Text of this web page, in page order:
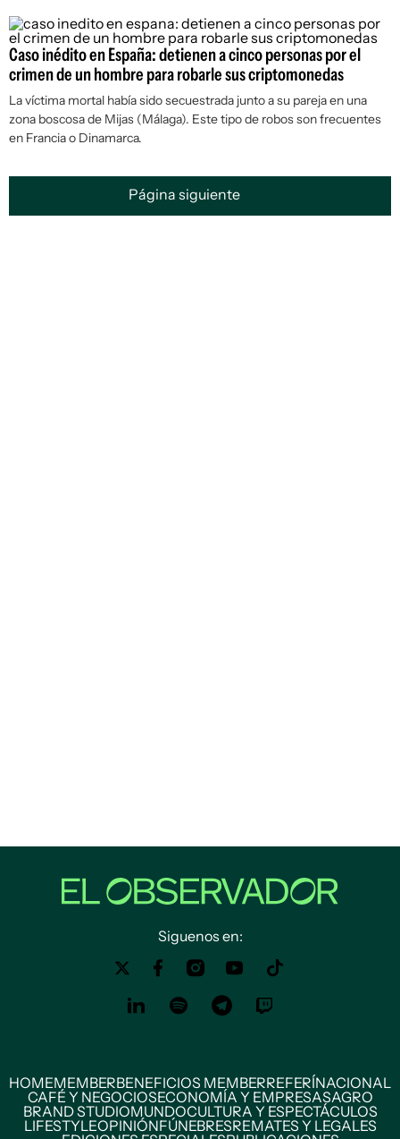
Caso inédito en España: detienen a cinco personas por el
crimen de un hombre para robarle sus criptomonedas
La víctima mortal había sido secuestrada junto a su pareja en una
zona boscosa de Mijas (Málaga). Este tipo de robos son frecuentes
en Francia o Dinamarca.
Página siguiente
Siguenos en:
HOMEMEMBERBENEFICIOS MEMBERREFERÍNACIONAL
CAFÉ Y NEGOCIOSECONOMÍA Y EMPRESASAGRO
BRAND STUDIOMUNDOCULTURA Y ESPECTÁCULOS
LIFESTYLEOPINIÓNFÚNEBRESREMATES Y LEGALES